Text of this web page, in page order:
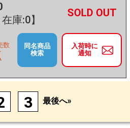
在庫:0】
－ +
入荷時に
通知
数
同名商品
検索
3 最後へ»